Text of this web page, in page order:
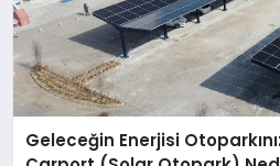
Geleceğin Enerjisi